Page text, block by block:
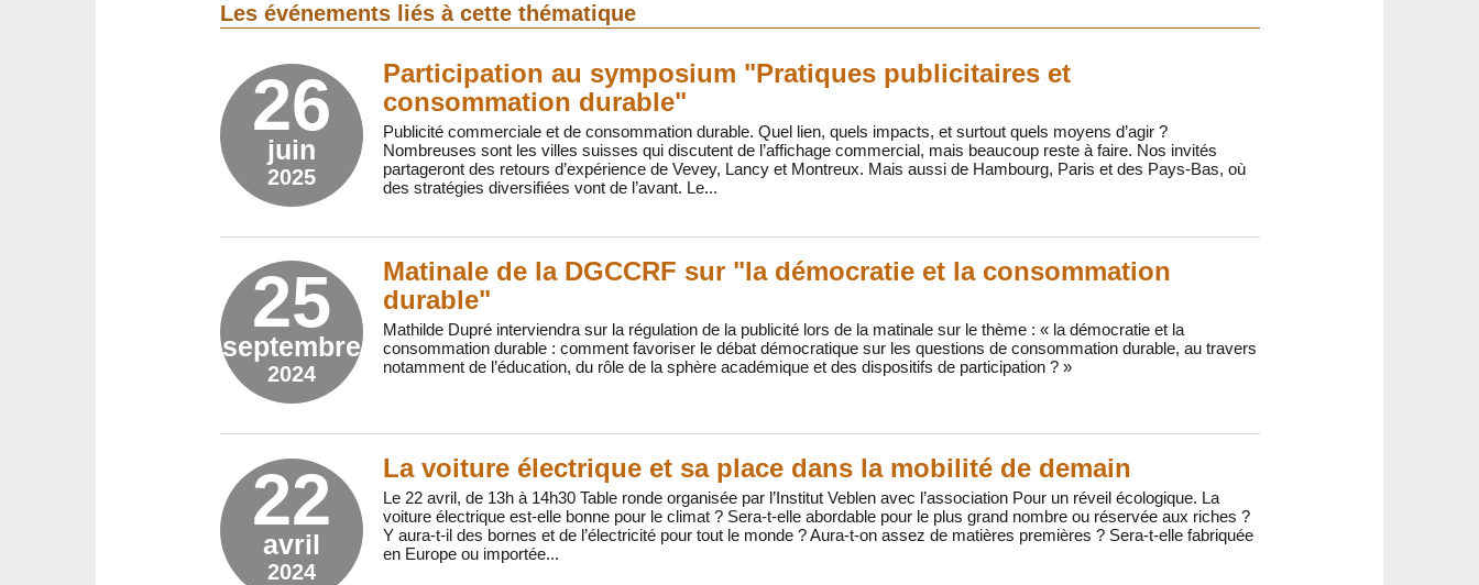
Les événements liés à cette thématique
26
juin
2025
Participation au symposium "Pratiques publicitaires et
consommation durable"
Publicité commerciale et de consommation durable. Quel lien, quels impacts, et surtout quels moyens d’agir ?
Nombreuses sont les villes suisses qui discutent de l’affichage commercial, mais beaucoup reste à faire. Nos invités
partageront des retours d’expérience de Vevey, Lancy et Montreux. Mais aussi de Hambourg, Paris et des Pays-Bas, où
des stratégies diversifiées vont de l’avant. Le...
25
septembre
2024
Matinale de la DGCCRF sur "la démocratie et la consommation
durable"
Mathilde Dupré interviendra sur la régulation de la publicité lors de la matinale sur le thème : « la démocratie et la
consommation durable : comment favoriser le débat démocratique sur les questions de consommation durable, au travers
notamment de l’éducation, du rôle de la sphère académique et des dispositifs de participation ? »
22
avril
2024
La voiture électrique et sa place dans la mobilité de demain
Le 22 avril, de 13h à 14h30 Table ronde organisée par l’Institut Veblen avec l’association Pour un réveil écologique. La
voiture électrique est-elle bonne pour le climat ? Sera-t-elle abordable pour le plus grand nombre ou réservée aux riches ?
Y aura-t-il des bornes et de l’électricité pour tout le monde ? Aura-t-on assez de matières premières ? Sera-t-elle fabriquée
en Europe ou importée...